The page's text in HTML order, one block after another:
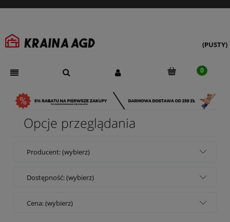
(PUSTY)
Opcje przeglądania
Producent: (wybierz)
Dostępność: (wybierz)
Cena: (wybierz)